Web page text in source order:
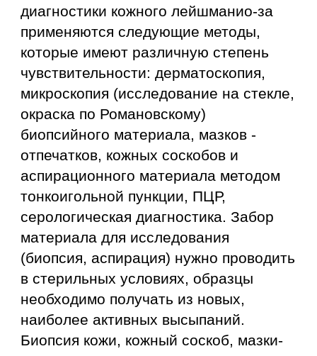
диагностики кожного лейшманио-за
применяются следующие методы,
которые имеют различную степень
чувствительности: дерматоскопия,
микроскопия (исследование на стекле,
окраска по Романовскому)
биопсийного материала, мазков -
отпечатков, кожных соскобов и
аспирационного материала методом
тонкоигольной пункции, ПЦР,
серологическая диагностика. Забор
материала для исследования
(биопсия, аспирация) нужно проводить
в стерильных условиях, образцы
необходимо получать из новых,
наиболее активных высыпаний.
Биопсия кожи, кожный соскоб, мазки-